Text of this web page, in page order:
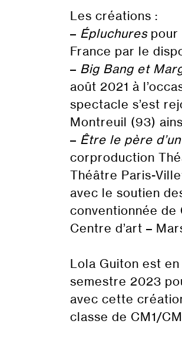
Les créations :
– Épluchurespour
France par le
– Big Bang et
août 2021 à
spectacle s’est
Montreuil (93)
– Être le père
corproduction
Théâtre Paris-
avec le soutien
conventionnée
Centre d’art –
Lola Guiton est
semestre 2023
avec cette
classe de CM1/